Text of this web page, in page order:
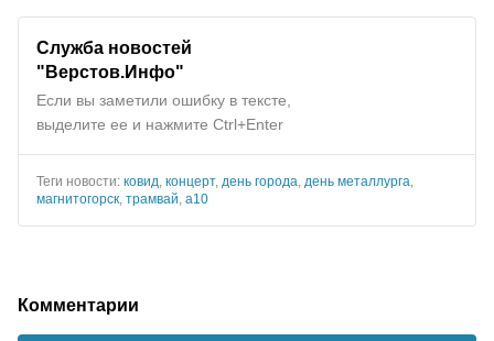
Служба новостей
"Верстов.Инфо"
Если вы заметили ошибку в тексте,
выделите ее и нажмите Ctrl+Enter
Теги новости: ковид концерт, день города день металлурга
магнитогорск трамвай а10
Комментарии